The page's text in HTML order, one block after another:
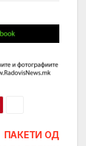
ПАКЕТИ ОД